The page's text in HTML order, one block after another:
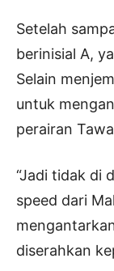
Setelah
berinisial A,
Selain
untuk
perairan
“Jadi tidak di
speed dari
diserahkan